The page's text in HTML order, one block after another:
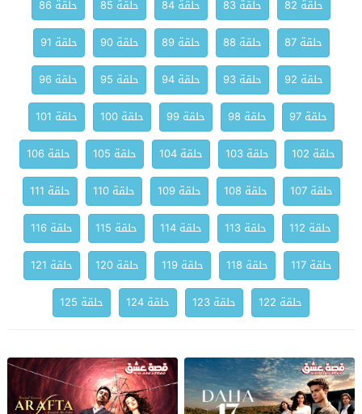
حلقة 82 حلقة 83 حلقة 84 حلقة 85
حلقة 86
حلقة 87
حلقة 88 حلقة 89 حلقة 90
حلقة 91
حلقة 92
حلقة 93 حلقة 94 حلقة 95
حلقة 96
حلقة 97
حلقة 98 حلقة 99 حلقة 100
حلقة 101
حلقة 102
حلقة 103 حلقة 104 حلقة 105
حلقة 106
حلقة 107
حلقة 108 حلقة 109 حلقة 110
حلقة 111
حلقة 112
حلقة 113 حلقة 114 حلقة 115
حلقة 116
حلقة 117
حلقة 118 حلقة 119 حلقة 120
حلقة 121
حلقة 122
حلقة 123 حلقة 124 حلقة 125